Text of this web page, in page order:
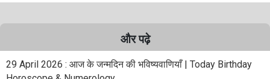
और पढ़े
29 April 2026 : आज के जन्मदिन की भविष्यवाणियाँ | Today Birthday